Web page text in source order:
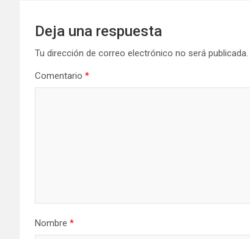
Deja una respuesta
Tu dirección de correo electrónico no será publicada.
Comentario *
Nombre *